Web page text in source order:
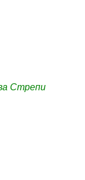
Стрепи